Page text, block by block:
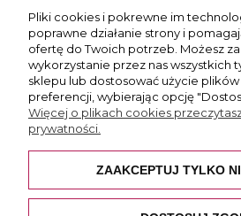
Więcej informacji
Płatność i
Pomoc
O nas
Pliki cookies i pokrewne im
poprawne działanie strony i
ofertę do Twoich potrzeb. Możesz
wykorzystanie przez nas wszystkich
sklepu lub dostosować użycie
preferencji, wybierając opcję
Więcej o plikach cookies
prywatności.
ZAAKCEPTUJ TYLKO